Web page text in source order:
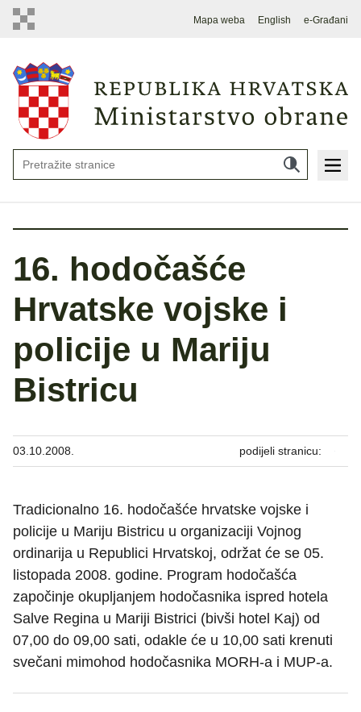
Mapa weba English e-Građani
16. hodočašće
Hrvatske vojske i
policije u Mariju
Bistricu
03.10.2008. podijeli stranicu:
Tradicionalno 16. hodočašće hrvatske vojske i
policije u Mariju Bistricu u organizaciji Vojnog
ordinarija u Republici Hrvatskoj, održat će se 05.
listopada 2008. godine. Program hodočašća
započinje okupljanjem hodočasnika ispred hotela
Salve Regina u Mariji Bistrici (bivši hotel Kaj) od
07,00 do 09,00 sati, odakle će u 10,00 sati krenuti
svečani mimohod hodočasnika MORH-a i MUP-a.